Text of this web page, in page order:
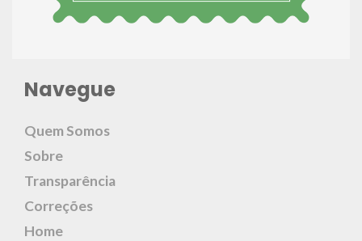
Navegue
Quem Somos
Sobre
Transparência
Correções
Home